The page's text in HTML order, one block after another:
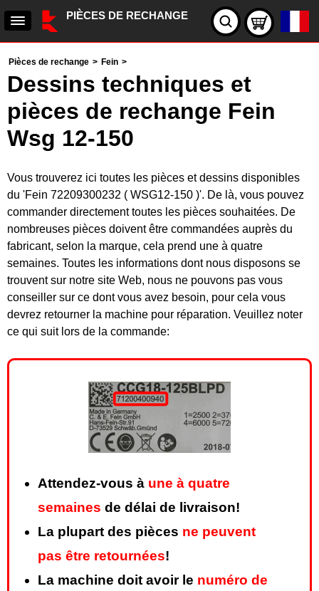
PIÈCES DE RECHANGE
Pièces de rechange > Fein >
Dessins techniques et
pièces de rechange Fein
Wsg 12-150
Vous trouverez ici toutes les pièces et dessins disponibles
du 'Fein 72209300232 ( WSG12-150 )'. De là, vous pouvez
commander directement toutes les pièces souhaitées. De
nombreuses pièces doivent être commandées auprès du
fabricant, selon la marque, cela prend une à quatre
semaines. Toutes les informations dont nous disposons se
trouvent sur notre site Web, nous ne pouvons pas vous
conseiller sur ce dont vous avez besoin, pour cela vous
devrez retourner la machine pour réparation. Veuillez noter
ce qui suit lors de la commande:
Attendez-vous à une à quatre
semaines de délai de livraison!
La plupart des pièces ne peuvent
pas être retournées!
La machine doit avoir le numéro de